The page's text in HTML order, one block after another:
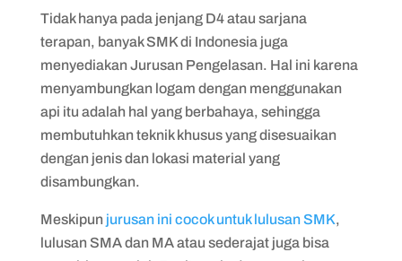
Tidak hanya pada jenjang D4 atau sarjana
terapan, banyak SMK di Indonesia juga
menyediakan Jurusan Pengelasan. Hal ini karena
menyambungkan logam dengan menggunakan
api itu adalah hal yang berbahaya, sehingga
membutuhkan teknik khusus yang disesuaikan
dengan jenis dan lokasi material yang
disambungkan.
Meskipunjurusan ini cocok untuk lulusan SMK,
lulusan SMA dan MA atau sederajat juga bisa